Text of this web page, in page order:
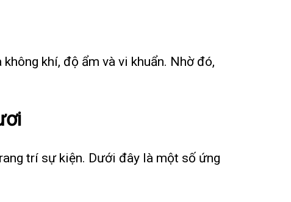
khí, độ ẩm và vi khuẩn. Nhờ đó,
trí sự kiện. Dưới đây là một số ứng